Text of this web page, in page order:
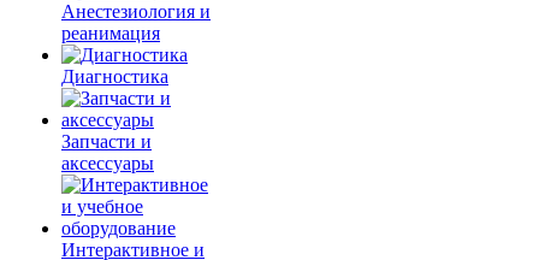
Анестезиология и
реанимация
Диагностика
Запчасти и
аксессуары
Интерактивное и